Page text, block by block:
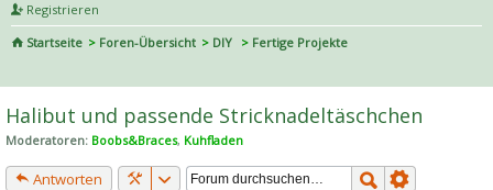
Registrieren
Startseite
Foren-Übersicht DIY
Fertige Projekte
he
Halibut und passende Stricknadeltäschchen
Moderatoren: Boobs&Braces, Kuhfladen
Antworten